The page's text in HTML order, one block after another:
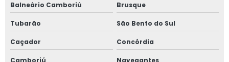
Balneário Camboriú Brusque
Tubarão São Bento do Sul
Caçador Concórdia